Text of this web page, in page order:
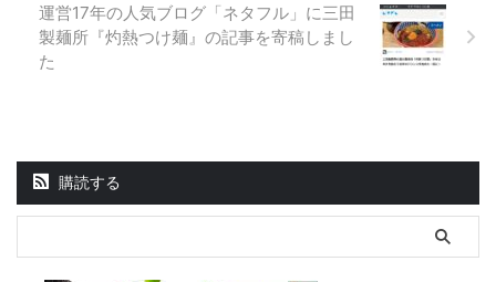
運営17年の人気ブログ「ネタフル」に三田
製麺所『灼熱つけ麺』の記事を寄稿しまし
た
購読する